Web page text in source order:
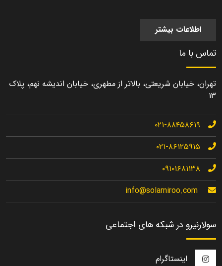
اطلاعات بیشتر
تماس با ما
تهران، خیابان شریعتی، بالاتر از مطهری، خیابان اندیشه نهم، پلاک
۱۳
۰۲۱-۸۸۴۵۸۶۱۹
۰۲۱-۸۶۱۲۵۹۱۵
۰۹۱۰۱۶۸۱۱۳۸
info@solarniroo.com
سولارنیرو در شبکه های اجتماعی
اینستاگرام